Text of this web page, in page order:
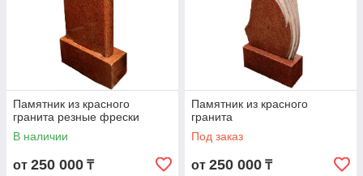
Памятник из красного
гранита резные фрески
В наличии
от 250 000 ₸
Памятник из красного
гранита
Под заказ
от 250 000 ₸